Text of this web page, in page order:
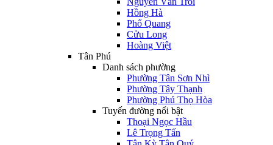
Hồng Hà
Phổ Quang
Cửu Long
Hoàng Việt
Tân Phú
Danh sách phường
Phường Tân Sơn Nhì
Phường Tây Thạnh
Phường Phú Thọ Hòa
Tuyến đường nổi bật
Thoại Ngọc Hầu
Lê Trọng Tấn